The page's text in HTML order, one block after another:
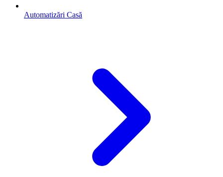
Automatizări Casă